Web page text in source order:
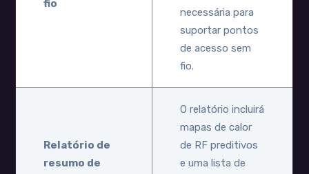
fio
necessária para
suportar pontos
de acesso sem
fio.
Relatório de
resumo de
O relatório incluirá
mapas de calor
de RF preditivos
e uma lista de